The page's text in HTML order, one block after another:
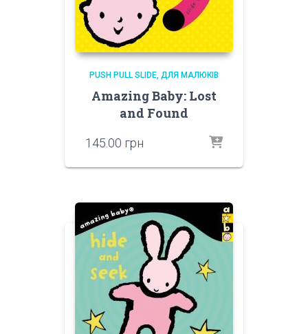
PUSH PULL SLIDE ДЛЯ МАЛЮКІВ
Amazing Baby: Lost
and Found
145.00 грн